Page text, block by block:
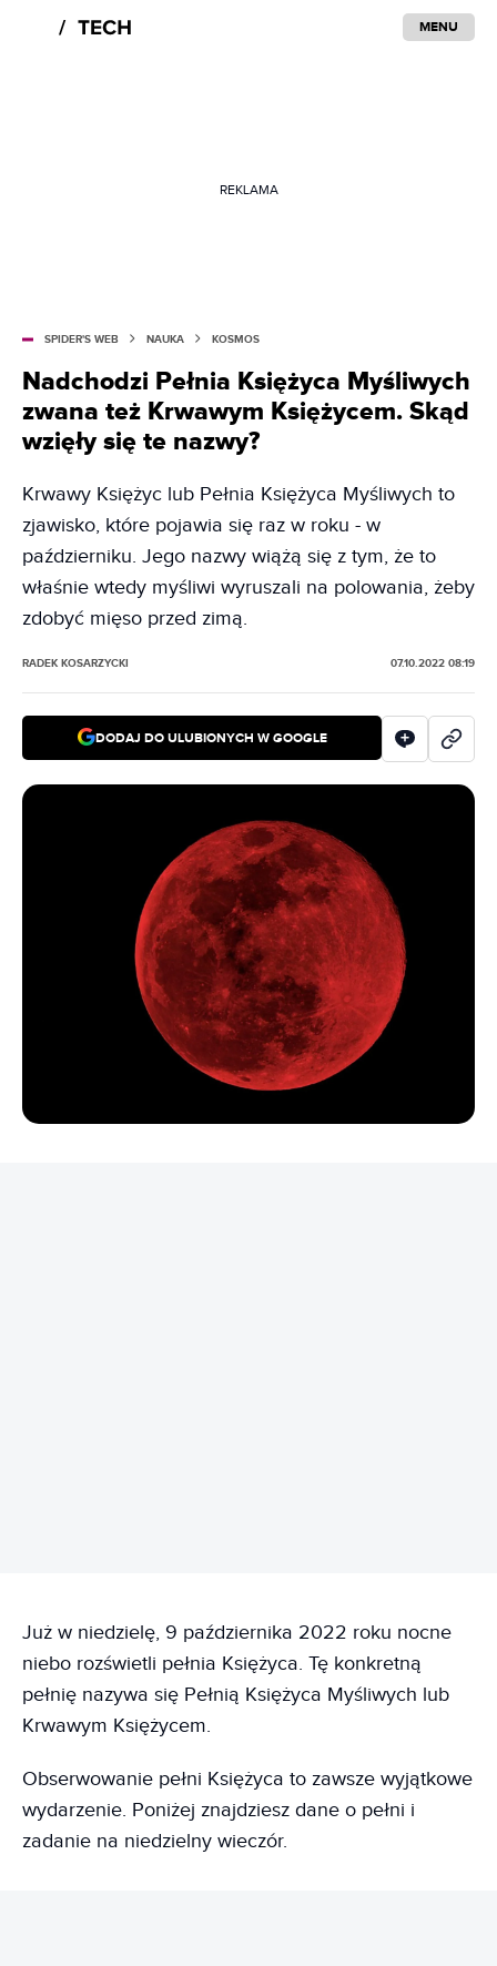
MENU
REKLAMA
SPIDER'S WEB NAUKA KOSMOS
Nadchodzi Pełnia Księżyca Myśliwych
zwana też Krwawym Księżycem. Skąd
wzięły się te nazwy?
Krwawy Księżyc lub Pełnia Księżyca Myśliwych to
zjawisko, które pojawia się raz w roku - w
październiku. Jego nazwy wiążą się z tym, że to
właśnie wtedy myśliwi wyruszali na polowania, żeby
zdobyć mięso przed zimą.
RADEK KOSARZYCKI 07.10.2022 08:19
DODAJ DO ULUBIONYCH W GOOGLE
Już w niedzielę, 9 października 2022 roku nocne
niebo rozświetli pełnia Księżyca. Tę konkretną
pełnię nazywa się Pełnią Księżyca Myśliwych lub
Krwawym Księżycem.
Obserwowanie pełni Księżyca to zawsze wyjątkowe
wydarzenie. Poniżej znajdziesz dane o pełni i
zadanie na niedzielny wieczór.